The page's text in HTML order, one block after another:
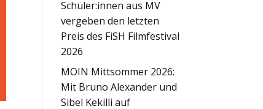
Schüler:innen aus MV
vergeben den letzten
Preis des FiSH Filmfestival
2026
MOIN Mittsommer 2026:
Mit Bruno Alexander und
Sibel Kekilli auf